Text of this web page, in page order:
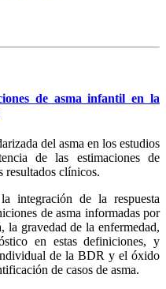
de asma infantil en la
del asma en los estudios
de las estimaciones de
resultados clínicos.
integración de la respuesta
de asma informadas por
la gravedad de la enfermedad,
en estas definiciones, y
de la BDR y el óxido
de casos de asma.